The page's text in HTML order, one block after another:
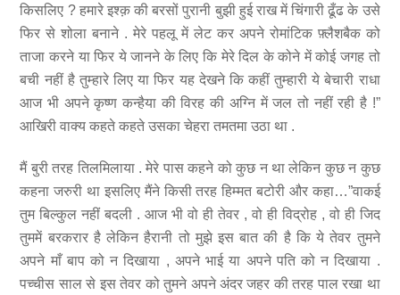
किसलिए ? हमारे इश्क़ की बरसों पुरानी बुझी हुई राख में चिंगारी ढूँढ के उसे
फिर से शोला बनाने . मेरे पहलू में लेट कर अपने रोमांटिक फ़्लैशबैक को
ताजा करने या फिर ये जानने के लिए कि मेरे दिल के कोने में कोई जगह तो
बची नहीं है तुम्हारे लिए या फिर यह देखने कि कहीं तुम्हारी ये बेचारी राधा
आज भी अपने कृष्ण कन्हैया की विरह की अग्नि में जल तो नहीं रही है !”
आखिरी वाक्य कहते कहते उसका चेहरा तमतमा उठा था .
मैं बुरी तरह तिलमिलाया . मेरे पास कहने को कुछ न था लेकिन कुछ न कुछ
कहना जरुरी था इसलिए मैंने किसी तरह हिम्मत बटोरी और कहा…”वाकई
तुम बिल्कुल नहीं बदली . आज भी वो ही तेवर , वो ही विद्रोह , वो ही जिद
तुममें बरकरार है लेकिन हैरानी तो मुझे इस बात की है कि ये तेवर तुमने
अपने माँ बाप को न दिखाया , अपने भाई या अपने पति को न दिखाया .
पच्चीस साल से इस तेवर को तुमने अपने अंदर जहर की तरह पाल रखा था